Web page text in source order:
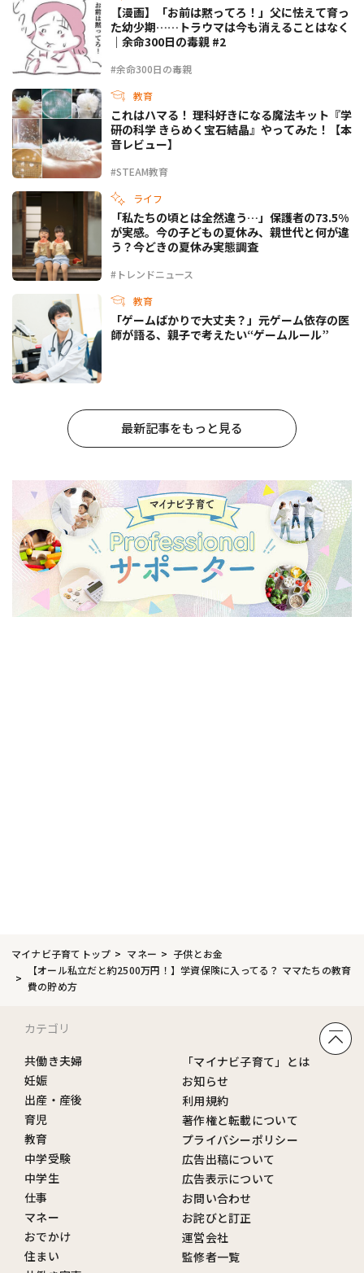
#余命300日の毒親
【漫画】「お前は黙ってろ！」父に怯えて育っ
た幼少期……トラウマは今も消えることはなく
｜余命300日の毒親 #2
教育
#STEAM教育
これはハマる！ 理科好きになる魔法キット『学
研の科学 きらめく宝石結晶』やってみた！【本
音レビュー】
ライフ
#トレンドニュース
「私たちの頃とは全然違う…」保護者の73.5%
が実感。今の子どもの夏休み、親世代と何が違
う？今どきの夏休み実態調査
教育
「ゲームばかりで大丈夫？」元ゲーム依存の医
師が語る、親子で考えたい“ゲームルール”
最新記事をもっと見る
マイナビ子育てトップ マネー
子供とお金
【オール私立だと約2500万円！】学資保険に入ってる？ ママたちの教育
費の貯め方
カテゴリ
共働き夫婦
妊娠
出産・産後
育児
教育
中学受験
中学生
仕事
マネー
おでかけ
住まい
「マイナビ子育て」とは
お知らせ
利用規約
著作権と転載について
プライバシーポリシー
広告出稿について
広告表示について
お問い合わせ
お詫びと訂正
運営会社
監修者一覧